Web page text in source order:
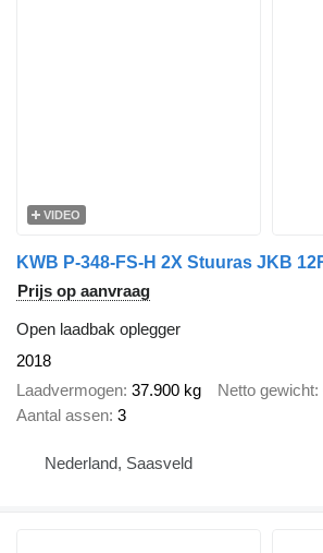
VIDEO
Prijs op aanvraag
Open laadbak oplegger
2018
Laadvermogen 37.900 kg Netto gewicht
Aantal assen 3
Nederland, Saasveld